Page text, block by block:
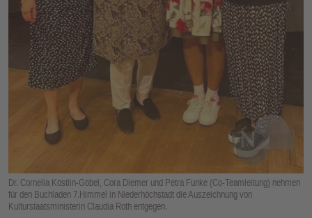
Dr. Cornelia Köstlin-Göbel, Cora Diemer und Petra Funke (Co-Teamleitung) nehmen
für den Buchladen 7.Himmel in Niederhöchstadt die Auszeichnung von
Kulturstaatsministerin Claudia Roth entgegen.